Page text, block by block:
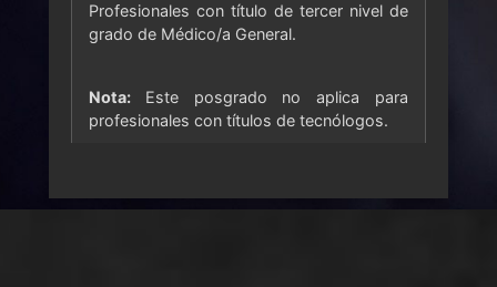
Profesionales con título de tercer nivel de
grado de Médico/a General.
Nota:Este posgrado no aplica para
profesionales con títulos de tecnólogos.